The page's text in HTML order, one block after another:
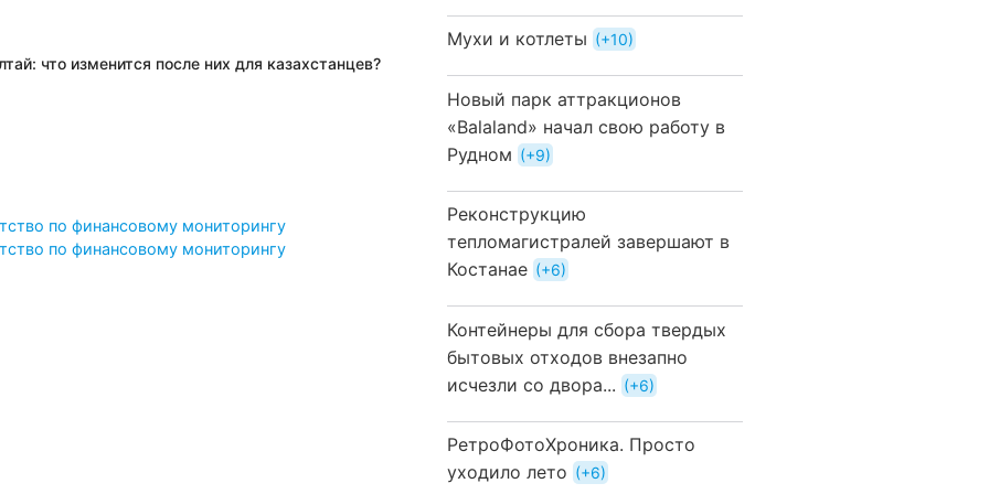
что изменится после них для казахстанцев?
по финансовому мониторингу
по финансовому мониторингу
Мухи и котлеты +10
Новый парк аттракционов
«Balaland» начал свою работу в
Рудном
+9
Реконструкцию
тепломагистралей завершают в
Костанае
+6
Контейнеры для сбора твердых
бытовых отходов внезапно
исчезли со двора...
+6
РетроФотоХроника. Просто
уходило лето
+6